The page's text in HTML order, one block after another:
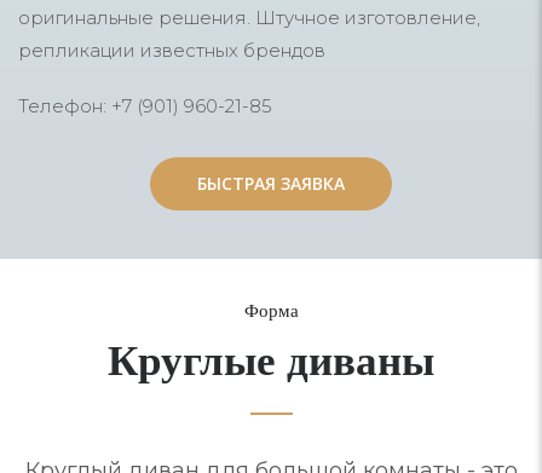
оригинальные решения. Штучное изготовление,
репликации известных брендов
Телефон: +7 (901) 960-21-85
БЫСТРАЯ ЗАЯВКА
БЫСТРАЯ ЗАЯВКА
Форма
Круглые диваны